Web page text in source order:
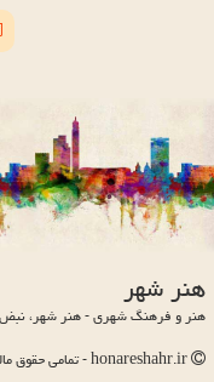
هنر شهر
هنر و فرهنگ شهری - هنر شهر، نبض